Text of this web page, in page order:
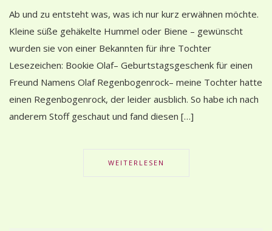
Ab und zu entsteht was, was ich nur kurz erwähnen möchte.
Kleine süße gehäkelte Hummel oder Biene – gewünscht
wurden sie von einer Bekannten für ihre Tochter
Lesezeichen: Bookie Olaf– Geburtstagsgeschenk für einen
Freund Namens Olaf Regenbogenrock– meine Tochter hatte
einen Regenbogenrock, der leider ausblich. So habe ich nach
anderem Stoff geschaut und fand diesen […]
WEITERLESEN